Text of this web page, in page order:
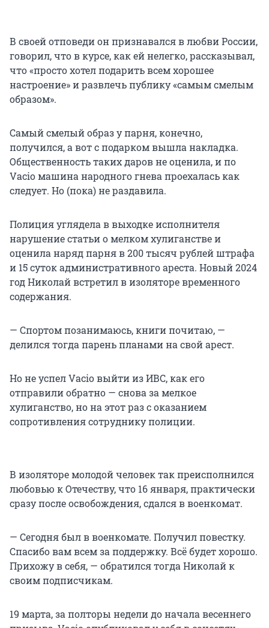
В своей отповеди он признавался в любви России,
говорил, что в курсе, как ей нелегко, рассказывал,
что «просто хотел подарить всем хорошее
настроение» и развлечь публику «самым смелым
образом».
Самый смелый образ у парня, конечно,
получился, а вот с подарком вышла накладка.
Общественность таких даров не оценила, и по
Vacio машина народного гнева проехалась как
следует. Но (пока) не раздавила.
Полиция углядела в выходке исполнителя
нарушение статьи о мелком хулиганстве и
оценила наряд парня в 200 тысяч рублей штрафа
и 15 суток административного ареста. Новый 2024
год Николай встретил в изоляторе временного
содержания.
— Спортом позанимаюсь, книги почитаю, —
делился тогда парень планами на свой арест.
Но не успел Vacio выйти из ИВС, как его
отправили обратно — снова за мелкое
хулиганство, но на этот раз с оказанием
сопротивления сотруднику полиции.
В изоляторе молодой человек так преисполнился
любовью к Отечеству, что 16 января, практически
сразу после освобождения, сдался в военкомат.
— Сегодня был в военкомате. Получил повестку.
Спасибо вам всем за поддержку. Всё будет хорошо.
Прихожу в себя, — обратился тогда Николай к
своим подписчикам.
19 марта, за полторы недели до начала весеннего